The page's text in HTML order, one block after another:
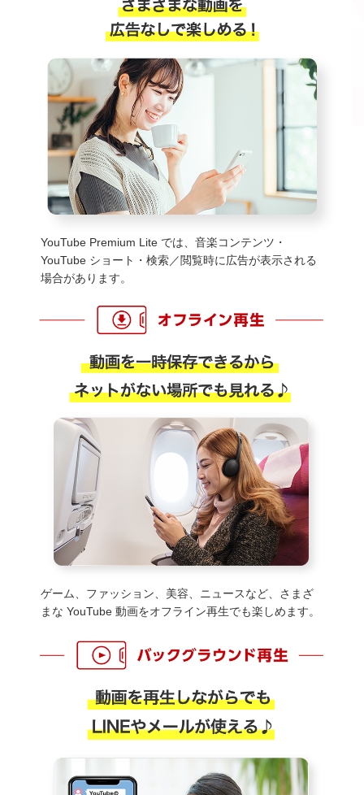
YouTube Premium Lite では、音楽コンテンツ・
YouTube ショート・検索／閲覧時に広告が表示される
場合があります。
ゲーム、ファッション、美容、ニュースなど、さまざ
まな YouTube 動画をオフライン再生でも楽しめます。